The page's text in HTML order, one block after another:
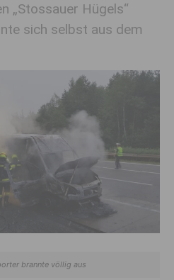
„Stossauer Hügels“
sich selbst aus dem
brannte völlig aus